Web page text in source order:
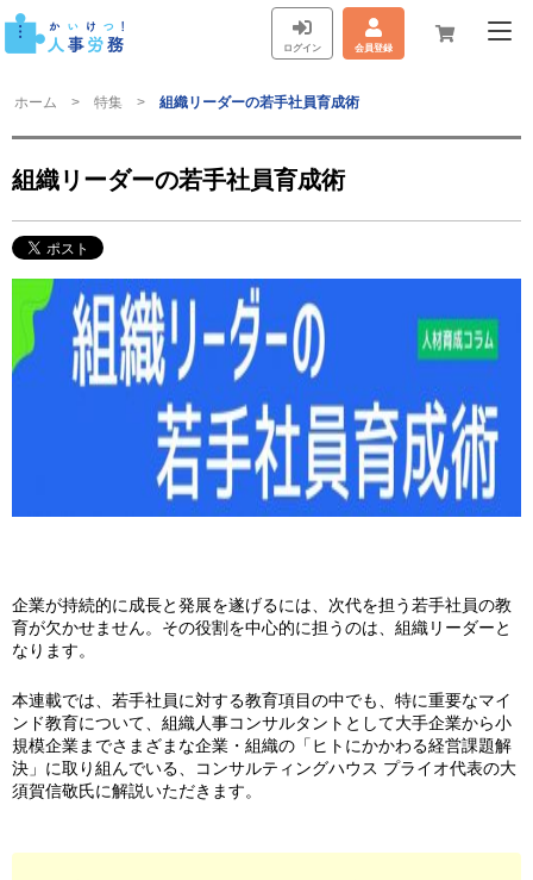
ログイン 会員登録
ホーム 特集 組織リーダーの若手社員育成術
組織リーダーの若手社員育成術
企業が持続的に成長と発展を遂げるには、次代を担う若手社員の教
育が欠かせません。その役割を中心的に担うのは、組織リーダーと
なります。
本連載では、若手社員に対する教育項目の中でも、特に重要なマイ
ンド教育について、組織人事コンサルタントとして大手企業から小
規模企業までさまざまな企業・組織の「ヒトにかかわる経営課題解
決」に取り組んでいる、コンサルティングハウス プライオ代表の大
須賀信敬氏に解説いただきます。